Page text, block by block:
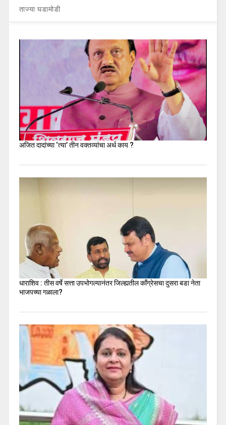
ताज्या घडामोडी
अजित दादांच्या ‘त्या’ तीन वक्तव्यांचा अर्थ काय ?
धाराशिव : तीस वर्षे सत्ता उपभोगल्यानंतर जिल्ह्यतील कॉंग्रेसचा दुसरा बडा नेता
भाजपच्या गळाला?